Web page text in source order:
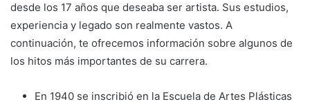
desde los 17 años que deseaba ser artista. Sus estudios,
experiencia y legado son realmente vastos. A
continuación, te ofrecemos información sobre algunos de
los hitos más importantes de su carrera.
En 1940 se inscribió en la Escuela de Artes Plásticas